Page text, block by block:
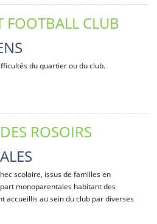
FOOTBALL CLUB
du quartier ou du club.
ROSOIRS
scolaire, issus de familles en
monoparentales habitant des
accueillis au sein du club par diverses